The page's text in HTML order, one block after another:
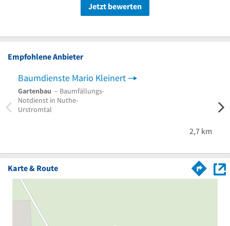
Jetzt bewerten
Empfohlene Anbieter
Baumdienste Mario Kleinert
Gartenbau – Baumfällungs-
Notdienst in Nuthe-
Urstromtal
2,7 km
Karte & Route